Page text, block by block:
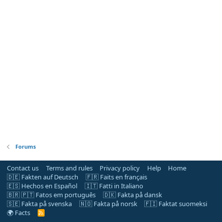
Forums
Contact us Terms and rules Privacy policy Help
Home
🇩🇪 Fakten auf Deutsch
🇫🇷 Faits en français
🇪🇸 Hechos en Español
🇮🇹 Fatti in Italiano
🇧🇷 🇵🇹 Fatos em português
🇩🇰 Fakta på dansk
🇸🇪 Fakta på svenska
🇳🇴 Fakta på norsk
🇫🇮 Faktat suomeksi
🌍 Facts
R